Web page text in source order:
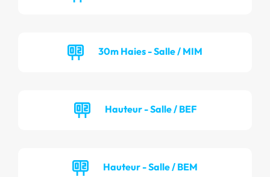
30m Haies - Salle / MIM
Hauteur - Salle / BEF
Hauteur - Salle / BEM